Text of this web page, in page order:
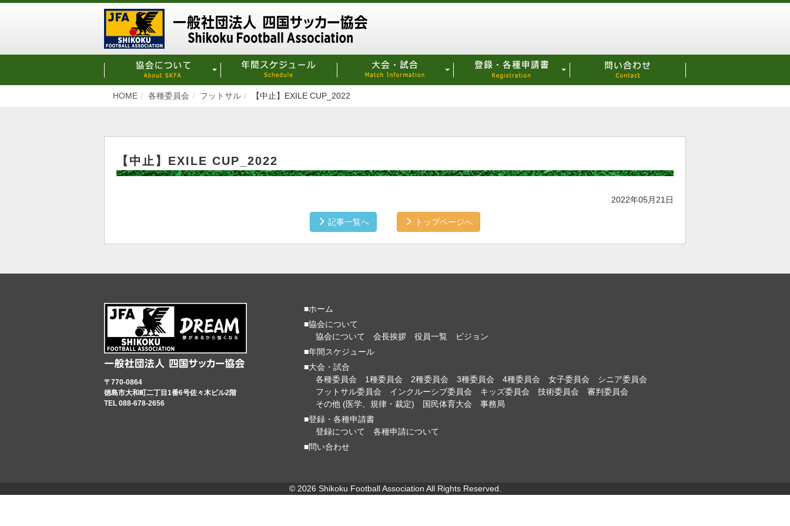
HOME 各種委員会 フットサル 【中止】EXILE CUP_2022
【中止】EXILE CUP_2022
2022年05月21日
記事一覧へ トップページへ
■ホーム
■協会について
協会について
会長挨拶 役員一覧
ビジョン
■年間スケジュール
■大会・試合
各種委員会
1種委員会 2種委員会 3種委員会 4種委員会 女子委員会
シニア委員会
フットサル委員会
インクルーシブ委員会 キッズ委員会 技術委員会
審判委員会
その他 (医学、規律・裁定)
国民体育大会
事務局
■登録・各種申請書
登録について
各種申請について
■問い合わせ
〒770-0864
徳島市大和町二丁目1番6号佐々木ビル2階
TEL 088-678-2656
© 2026 Shikoku Football Association All Rights Reserved.